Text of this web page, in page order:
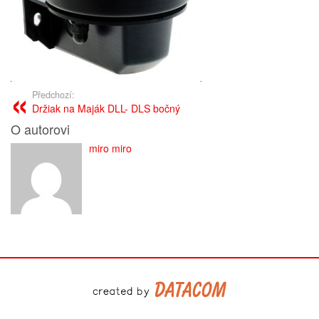
Předchozí:
Držiak na Maják DLL- DLS bočný
O autorovi
miro miro